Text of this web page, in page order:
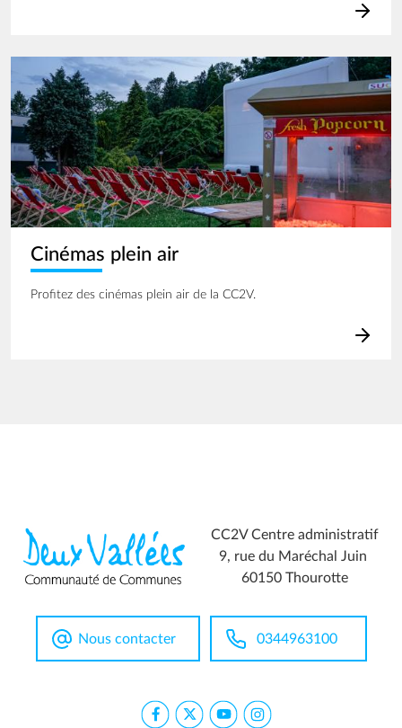
Cinémas plein air
Profitez des cinémas plein air de la CC2V.
CC2V Centre administratif
9, rue du Maréchal Juin
60150 Thourotte
Nous contacter 0344963100